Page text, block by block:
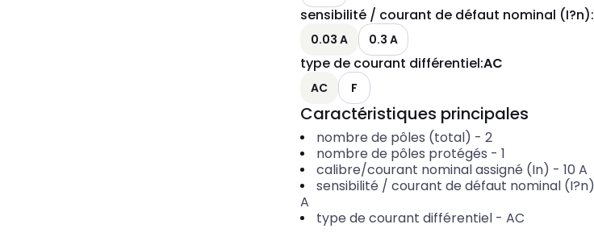
sensibilité / courant de défaut nominal (I?n):
0.03 A 0.3 A
type de courant différentiel:AC
AC F
Caractéristiques principales
nombre de pôles (total) - 2
nombre de pôles protégés - 1
calibre/courant nominal assigné (In) - 10 A
sensibilité / courant de défaut nominal (I?n)
A
type de courant différentiel- AC